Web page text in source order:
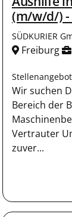
(m/w/d/)
SÜDKURIER
Freiburg
Stellenangebot
Wir suchen
Bereich der
Vertrauter
zuver...